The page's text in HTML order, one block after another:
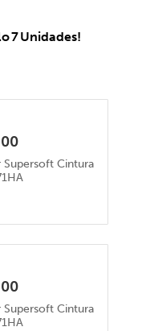
7Unidades!
Supersoft Cintura
Supersoft Cintura